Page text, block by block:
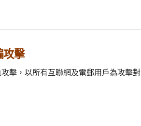
攻擊
擊，以所有互聯網及電郵用戶為攻擊